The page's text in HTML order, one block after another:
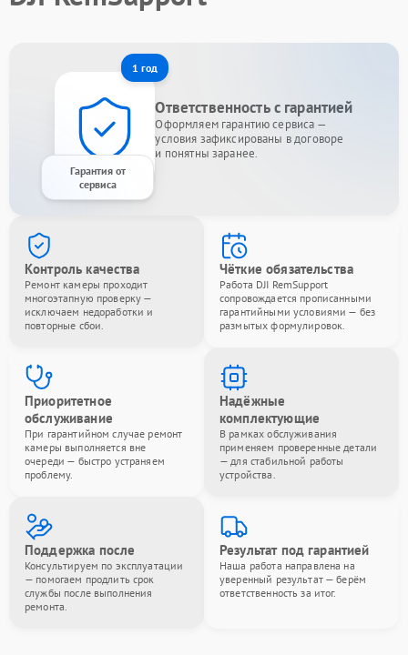
1 год
Гарантия от
сервиса
Ответственность с гарантией
Оформляем гарантию сервиса —
условия зафиксированы в договоре
и понятны заранее.
Контроль качества
Ремонт камеры проходит
многоэтапную проверку —
исключаем недоработки и
повторные сбои.
Чёткие обязательства
Работа DJI RemSupport
сопровождается прописанными
гарантийными условиями — без
размытых формулировок.
Приоритетное
обслуживание
При гарантийном случае ремонт
камеры выполняется вне
очереди — быстро устраняем
проблему.
Надёжные
комплектующие
В рамках обслуживания
применяем проверенные детали
— для стабильной работы
устройства.
Поддержка после
Консультируем по эксплуатации
— помогаем продлить срок
службы после выполнения
ремонта.
Результат под гарантией
Наша работа направлена на
уверенный результат — берём
ответственность за итог.